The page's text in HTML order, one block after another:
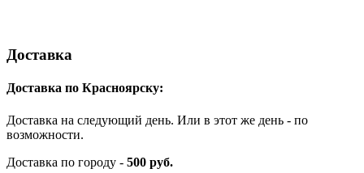
Доставка
Доставка по Красноярску:
Доставка на следующий день. Или в этот же день - по
возможности.
Доставка по городу - 500 руб.